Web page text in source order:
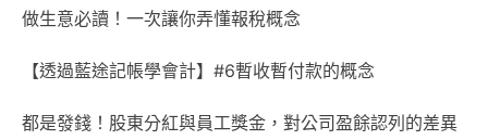
做生意必讀！一次讓你弄懂報稅概念
【透過藍途記帳學會計】#6暫收暫付款的概念
都是發錢！股東分紅與員工獎金，對公司盈餘認列的差異